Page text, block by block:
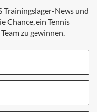
Trainingslager-News und
Chance, ein Tennis
zu gewinnen.